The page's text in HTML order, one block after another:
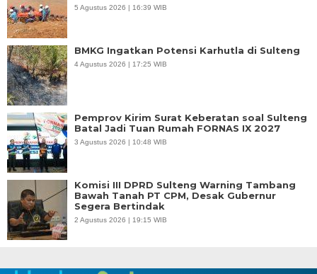
5 Agustus 2026 | 16:39 WIB
BMKG Ingatkan Potensi Karhutla di Sulteng
4 Agustus 2026 | 17:25 WIB
Pemprov Kirim Surat Keberatan soal Sulteng
Batal Jadi Tuan Rumah FORNAS IX 2027
3 Agustus 2026 | 10:48 WIB
Komisi III DPRD Sulteng Warning Tambang
Bawah Tanah PT CPM, Desak Gubernur
Segera Bertindak
2 Agustus 2026 | 19:15 WIB